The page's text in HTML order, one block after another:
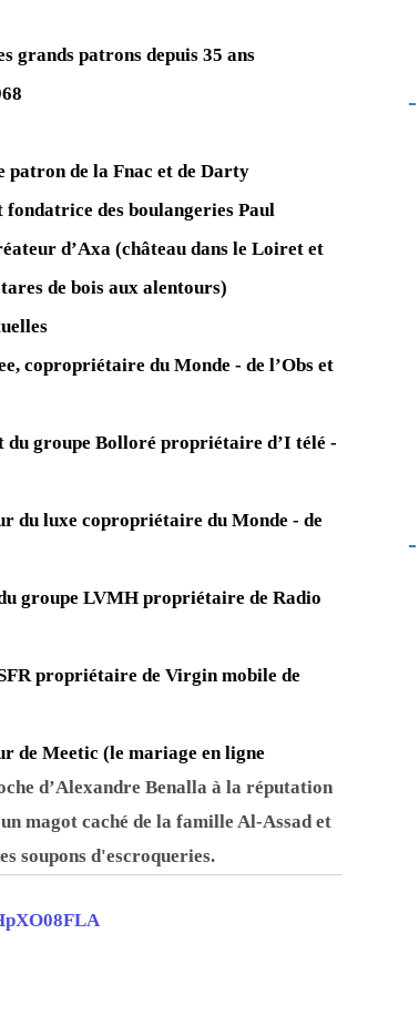
grands patrons depuis 35 ans
de la Fnac et de Darty
des boulangeries Paul
d’Axa (château dans le Loiret et
de bois aux alentours)
copropriétaire du Monde - de l’Obs et
groupe Bolloré propriétaire d’I télé -
du luxe copropriétaire du Monde - de
groupe LVMH propriétaire de Radio
propriétaire de Virgin mobile de
Meetic (le mariage en ligne
d’Alexandre Benalla à la réputation
magot caché de la famille Al-Assad et
soupons d'escroqueries.